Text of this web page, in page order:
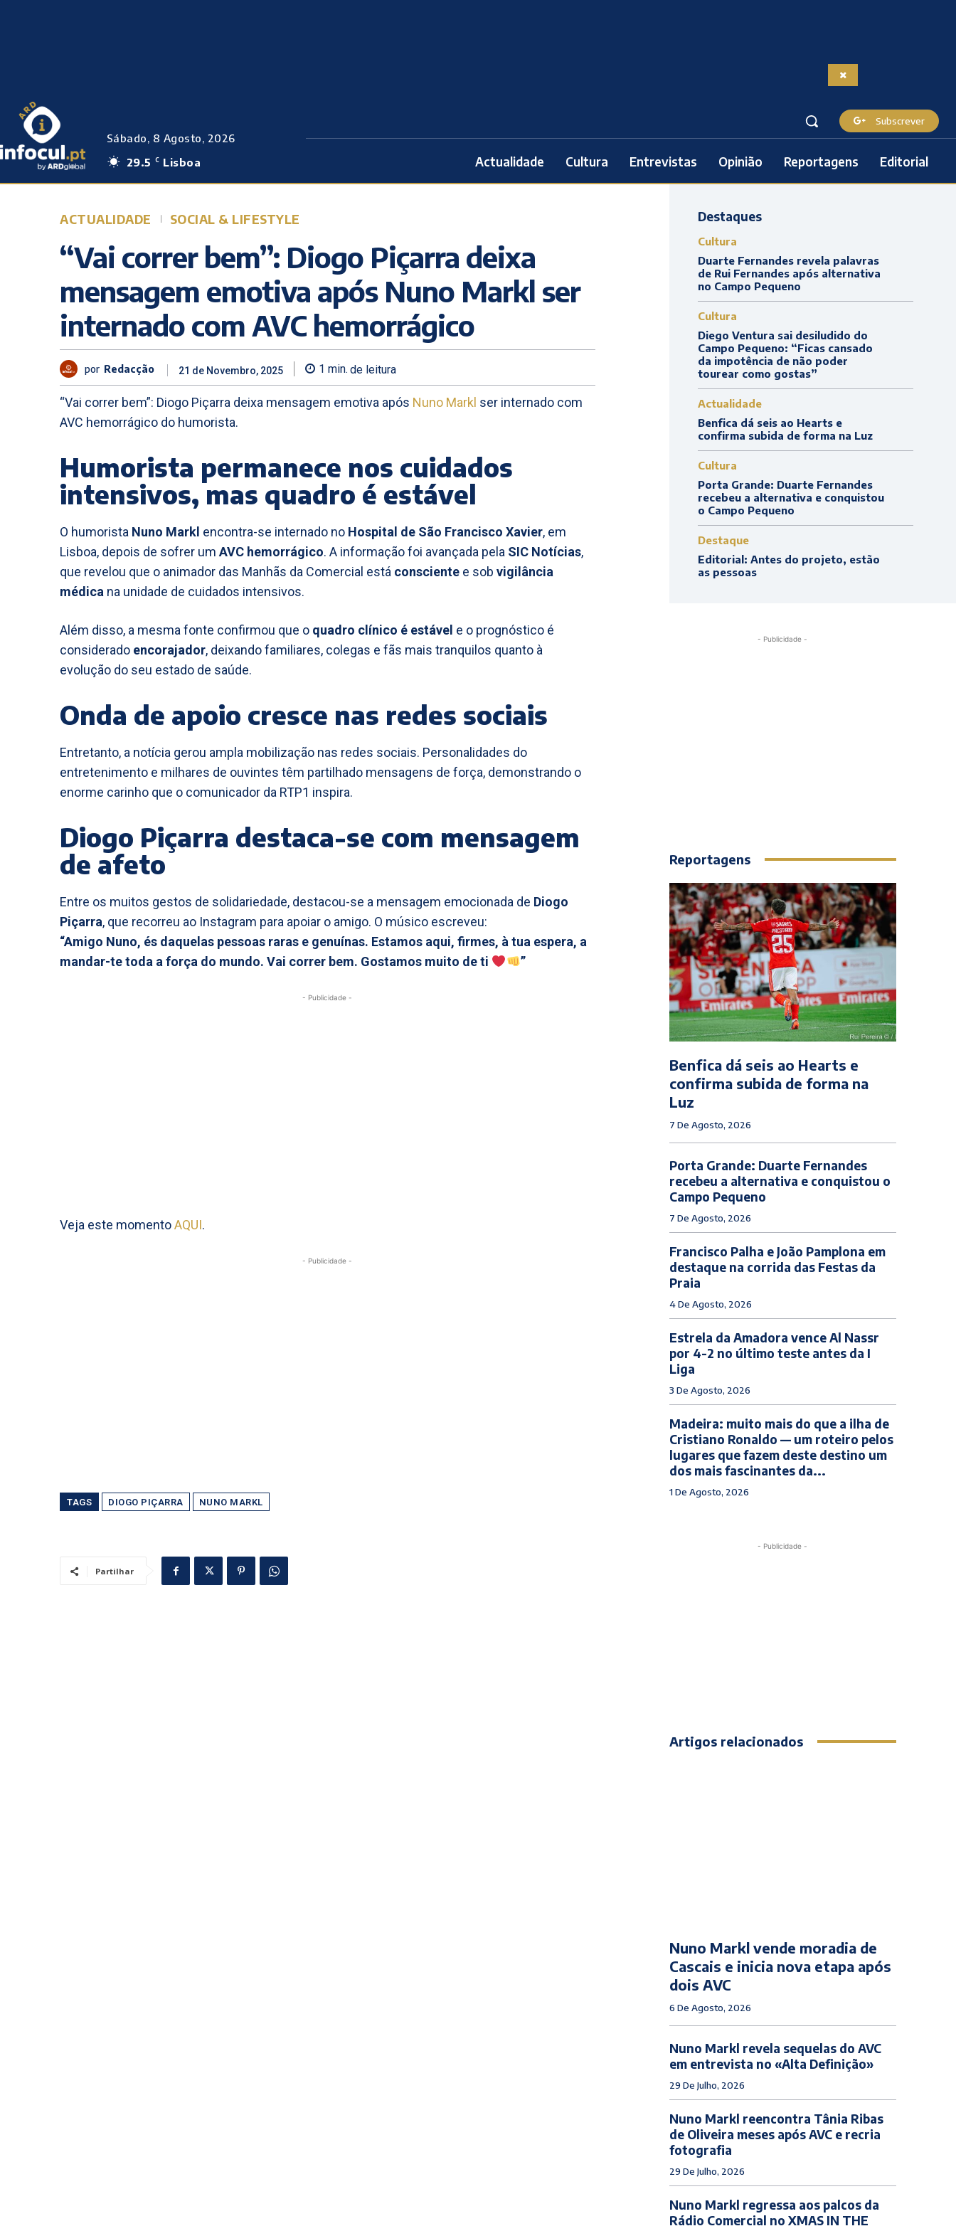
Sábado, 8 Agosto, 2026
29.5
C Lisboa
Subscrever
Actualidade Cultura Entrevistas Opinião Reportagens Editorial
ACTUALIDADE SOCIAL & LIFESTYLE
“Vai correr bem”: Diogo Piçarra deixa
mensagem emotiva após Nuno Markl ser
internado com AVC hemorrágico
por Redacção 21 de Novembro, 2025 1 min. de leitura
“Vai correr bem”: Diogo Piçarra deixa mensagem emotiva após Nuno Markl ser internado com
AVC hemorrágico do humorista.
Humorista permanece nos cuidados
intensivos, mas quadro é estável
O humorista Nuno Markl encontra-se internado no Hospital de São Francisco Xavier, em
Lisboa, depois de sofrer um AVC hemorrágico. A informação foi avançada pela SIC Notícias,
que revelou que o animador das Manhãs da Comercial está consciente e sob vigilância
médica na unidade de cuidados intensivos.
Além disso, a mesma fonte confirmou que o quadro clínico é estável e o prognóstico é
considerado encorajador, deixando familiares, colegas e fãs mais tranquilos quanto à
evolução do seu estado de saúde.
Onda de apoio cresce nas redes sociais
Entretanto, a notícia gerou ampla mobilização nas redes sociais. Personalidades do
entretenimento e milhares de ouvintes têm partilhado mensagens de força, demonstrando o
enorme carinho que o comunicador da RTP1 inspira.
Diogo Piçarra destaca-se com mensagem
de afeto
Entre os muitos gestos de solidariedade, destacou-se a mensagem emocionada de Diogo
Piçarra, que recorreu ao Instagram para apoiar o amigo. O músico escreveu:
“Amigo Nuno, és daquelas pessoas raras e genuínas. Estamos aqui, firmes, à tua espera, a
mandar-te toda a força do mundo. Vai correr bem. Gostamos muito de ti
”
- Publicidade -
Veja este momentoAQUI.
- Publicidade -
TAGS DIOGO PIÇARRA NUNO MARKL
Partilhar
Destaques
Cultura
Duarte Fernandes revela palavras
de Rui Fernandes após alternativa
no Campo Pequeno
Cultura
Diego Ventura sai desiludido do
Campo Pequeno: “Ficas cansado
da impotência de não poder
tourear como gostas”
Actualidade
Benfica dá seis ao Hearts e
confirma subida de forma na Luz
Cultura
Porta Grande: Duarte Fernandes
recebeu a alternativa e conquistou
o Campo Pequeno
Destaque
Editorial: Antes do projeto, estão
as pessoas
- Publicidade -
Reportagens
Benfica dá seis ao Hearts e
confirma subida de forma na
Luz
7 De Agosto, 2026
Porta Grande: Duarte Fernandes
recebeu a alternativa e conquistou o
Campo Pequeno
7 De Agosto, 2026
Francisco Palha e João Pamplona em
destaque na corrida das Festas da
Praia
4 De Agosto, 2026
Estrela da Amadora vence Al Nassr
por 4-2 no último teste antes da I
Liga
3 De Agosto, 2026
Madeira: muito mais do que a ilha de
Cristiano Ronaldo — um roteiro pelos
lugares que fazem deste destino um
dos mais fascinantes da...
1 De Agosto, 2026
- Publicidade -
Artigos relacionados
Nuno Markl vende moradia de
Cascais e inicia nova etapa após
dois AVC
6 De Agosto, 2026
Nuno Markl revela sequelas do AVC
em entrevista no «Alta Definição»
29 De Julho, 2026
Nuno Markl reencontra Tânia Ribas
de Oliveira meses após AVC e recria
fotografia
29 De Julho, 2026
Nuno Markl regressa aos palcos da
Rádio Comercial no XMAS IN THE